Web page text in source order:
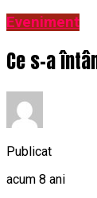
Eveniment
Ce s-a
Publicat
acum 8 ani